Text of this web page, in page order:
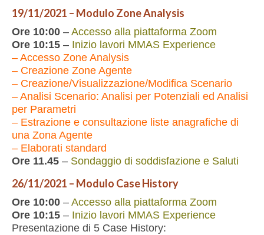
19/11/2021 – Modulo Zone Analysis
Ore 10:00 – Accesso alla piattaforma Zoom
Ore 10:15 – Inizio lavori MMAS Experience
– Accesso Zone Analysis
– Creazione Zone Agente
– Creazione/Visualizzazione/Modifica Scenario
– Analisi Scenario: Analisi per Potenziali ed Analisi
per Parametri
– Estrazione e consultazione liste anagrafiche di
una Zona Agente
– Elaborati standard
Ore 11.45 – Sondaggio di soddisfazione e Saluti
26/11/2021 – Modulo Case History
Ore 10:00 – Accesso alla piattaforma Zoom
Ore 10:15 – Inizio lavori MMAS Experience
Presentazione di 5 Case History: